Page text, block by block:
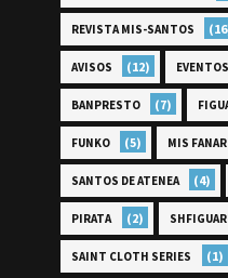
REVISTA MIS-SANTOS
AVISOS (12) EVENTOS
BANPRESTO (7)
FUNKO (5) MIS
SANTOS DE ATENEA (4)
PIRATA (2)
SAINT CLOTH SERIES (1)